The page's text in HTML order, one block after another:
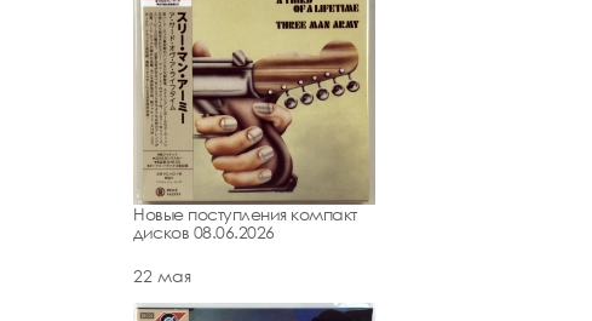
Новые поступления компакт
дисков 08.06.2026
22 мая